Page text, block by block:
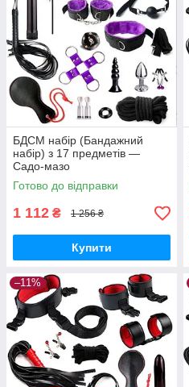
БДСМ набір (Бандажний
набір) з 17 предметів —
Садо-мазо
Готово до відправки
1 112 ₴ 1 256 ₴
Купити
–11%